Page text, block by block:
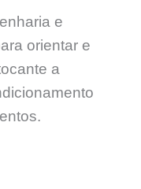
e
orientar e
a